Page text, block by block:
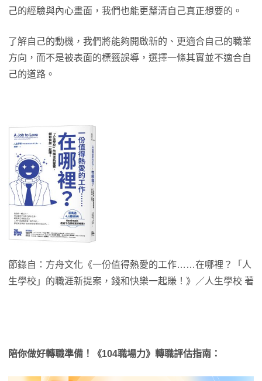
己的經驗與內心畫面，我們也能更釐清自己真正想要的。
了解自己的動機，我們將能夠開啟新的、更適合自己的職業
方向，而不是被表面的標籤誤導，選擇一條其實並不適合自
己的道路。
節錄自：方舟文化《一份值得熱愛的工作……在哪裡？「人
生學校」的職涯新提案，錢和快樂一起賺！》／人生學校 著
陪你做好轉職準備！《104職場力》轉職評估指南：